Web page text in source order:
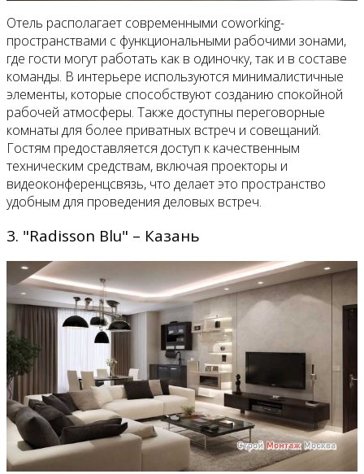
Отель располагает современными coworking-
пространствами с функциональными рабочими зонами,
где гости могут работать как в одиночку, так и в составе
команды. В интерьере используются минималистичные
элементы, которые способствуют созданию спокойной
рабочей атмосферы. Также доступны переговорные
комнаты для более приватных встреч и совещаний.
Гостям предоставляется доступ к качественным
техническим средствам, включая проекторы и
видеоконференцсвязь, что делает это пространство
удобным для проведения деловых встреч.
3. "Radisson Blu" – Казань